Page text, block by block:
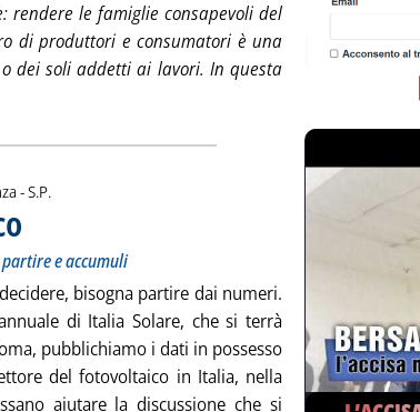
rendere le famiglie consapevoli del
di produttori e consumatori è una
dei soli addetti ai lavori. In questa
tutta la notizia: 'Il futuro delle Cer: cosa si è detto
-di:
S.P.
. Sottotitolo: I dati su installazioni, autorizzazioni, progetti pronti a partire
e accumuli
bisogna partire dai numeri.
di Italia Solare, che si terrà
pubblichiamo i dati in possesso
del fotovoltaico in Italia, nella
aiutare la discussione che si